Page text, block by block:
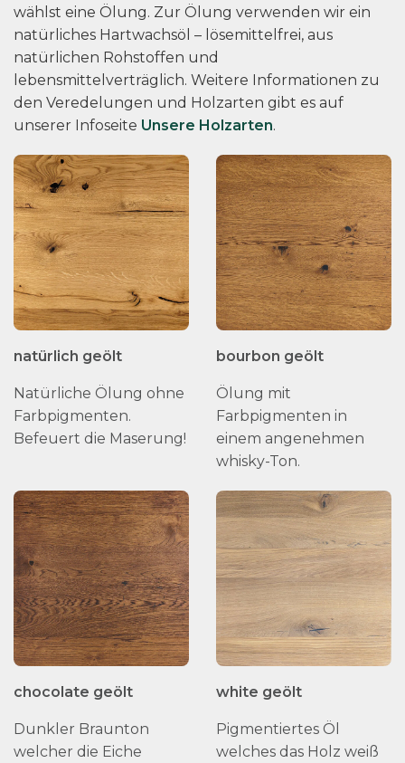
wählst eine Ölung. Zur Ölung verwenden wir ein
natürliches Hartwachsöl – lösemittelfrei, aus
natürlichen Rohstoffen und
lebensmittelverträglich. Weitere Informationen zu
den Veredelungen und Holzarten gibt es auf
unserer Infoseite Unsere Holzarten.
natürlich geölt
Natürliche Ölung ohne
Farbpigmenten.
Befeuert die Maserung!
bourbon geölt
Ölung mit
Farbpigmenten in
einem angenehmen
whisky-Ton.
chocolate geölt
Dunkler Braunton
welcher die Eiche
white geölt
Pigmentiertes Öl
welches das Holz weiß